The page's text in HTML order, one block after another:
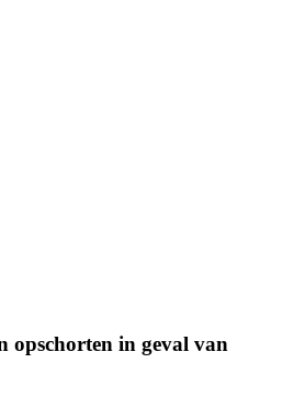
opschorten in geval van